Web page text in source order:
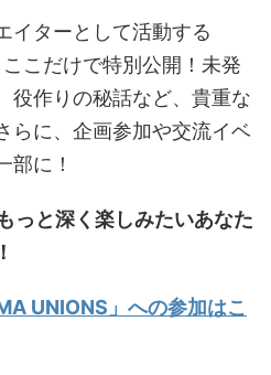
イターとして活動する
こだけで特別公開！未発
役作りの秘話など、貴重な
らに、企画参加や交流イベ
部に！
っと深く楽しみたいあなた
UNIONS」への参加はこ